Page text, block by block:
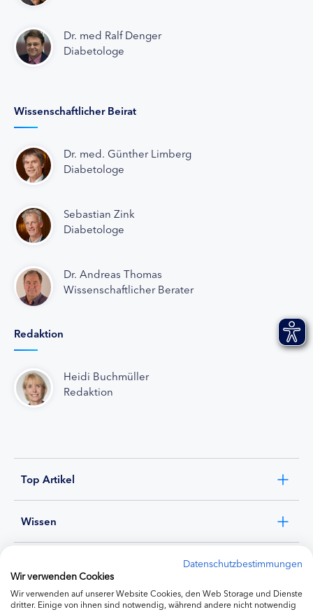
Dr. med Ralf Denger
Diabetologe
Wissenschaftlicher Beirat
Dr. med. Günther Limberg
Diabetologe
Sebastian Zink
Diabetologe
Dr. Andreas Thomas
Wissenschaftlicher Berater
Redaktion
Heidi Buchmüller
Redaktion
Top Artikel
Wissen
Ernährung
Datenschutzbestimmungen
Wir verwenden Cookies
Wir verwenden auf unserer Website Cookies, den Web Storage und Dienste
dritter. Einige von ihnen sind notwendig, während andere nicht notwendig